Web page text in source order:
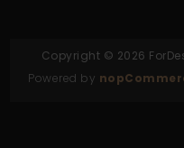
Copyright © 2026
Powered by